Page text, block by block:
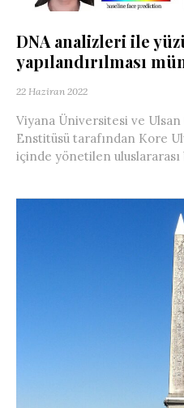
DNA analizleri ile
yapılandırılması
22 Haziran 2022
Viyana Üniversitesi ve
Enstitüsü tarafından Kore
içinde yönetilen uluslararası